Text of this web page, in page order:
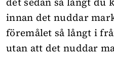
innan det nuddar
föremålet så långt i
utan att det nuddar